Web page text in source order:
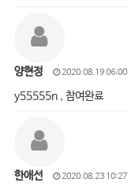
양현정 2020.08.19 06:00
y55555n , 참여완료
한애선 2020.08.23 10:27